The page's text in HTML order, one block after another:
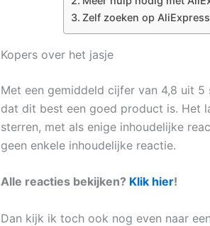
Zelf zoeken op
Kopers over het jasje
Met een gemiddeld cijfer van 4,8 uit
dat dit best een goed product is. Het
sterren, met als enige inhoudelijke
geen enkele inhoudelijke reactie.
Alle reacties bekijken? Klik hier!
Dan kijk ik toch ook nog even naar